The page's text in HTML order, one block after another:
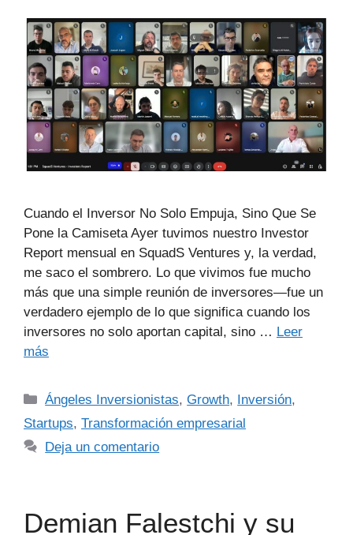
Cuando el Inversor No Solo Empuja, Sino Que Se
Pone la Camiseta Ayer tuvimos nuestro Investor
Report mensual en SquadS Ventures y, la verdad,
me saco el sombrero. Lo que vivimos fue mucho
más que una simple reunión de inversores—fue un
verdadero ejemplo de lo que significa cuando los
inversores no solo aportan capital, sino … Leer
más
Ángeles Inversionistas,Growth, Inversión,
Startups, Transformación empresarial
Deja un comentario
Demian Falestchi y su